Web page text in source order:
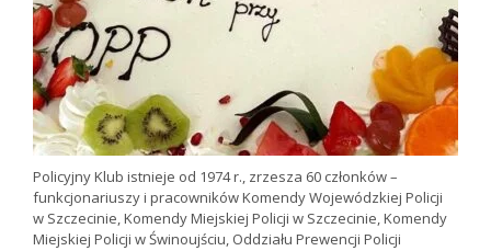
Policyjny Klub istnieje od 1974 r., zrzesza 60 członków –
funkcjonariuszy i pracowników Komendy Wojewódzkiej Policji
w Szczecinie, Komendy Miejskiej Policji w Szczecinie, Komendy
Miejskiej Policji w Świnoujściu, Oddziału Prewencji Policji